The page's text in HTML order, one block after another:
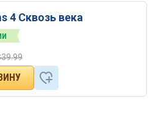
4 Сквозь века
39.99